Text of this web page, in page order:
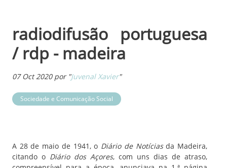
radiodifusão portuguesa
/ rdp - madeira
07 Oct 2020 por "Juvenal Xavier"
Sociedade e Comunicação Social
A 28 de maio de 1941, o Diário de Notíciasda Madeira,
citando o Diário dos Açores, com uns dias de atraso,